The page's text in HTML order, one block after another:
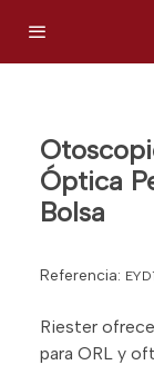
Óptica
Bolsa
Referencia:
Riester
para ORL y